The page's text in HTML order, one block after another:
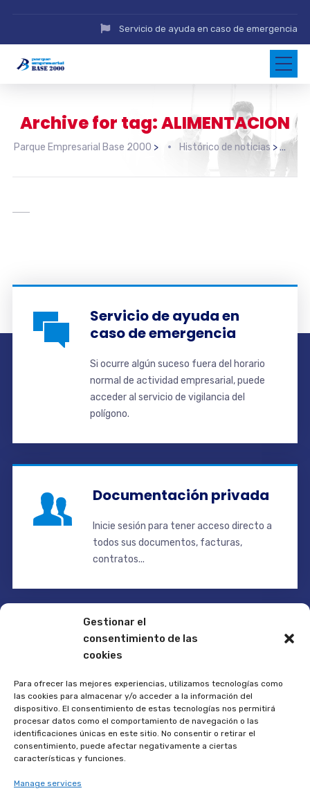
Gestionar el
consentimiento de las
cookies
Para ofrecer las mejores experiencias, utilizamos tecnologías como
las cookies para almacenar y/o acceder a la información del
dispositivo. El consentimiento de estas tecnologías nos permitirá
procesar datos como el comportamiento de navegación o las
identificaciones únicas en este sitio. No consentir o retirar el
consentimiento, puede afectar negativamente a ciertas
características y funciones.
Manage services
Servicio de ayuda en caso de emergencia
Archive for tag: ALIMENTACION
Parque Empresarial Base 2000 > Histórico de noticias >
Servicio de ayuda en
caso de emergencia
Si ocurre algún suceso fuera del horario
normal de actividad empresarial, puede
acceder al servicio de vigilancia del
polígono.
Documentación privada
Inicie sesión para tener acceso directo a
todos sus documentos, facturas,
contratos...
Dónde estamos
30564 Lorquí, Murcia
Horario de oficina:
Lunes a Viernes de 08:30 a 14:30
Accesos directos